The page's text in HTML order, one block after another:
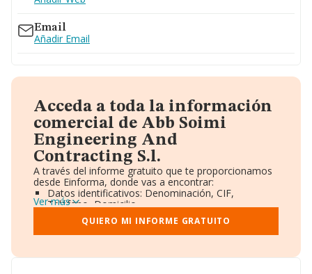
Email
Añadir Email
Acceda a toda la información
comercial de Abb Soimi
Engineering And
Contracting S.l.
A través del informe gratuito que te proporcionamos
desde Einforma, donde vas a encontrar:
Datos identificativos: Denominación, CIF,
Teléfono, Domicilio.
Informe Mercantil Completo (BORME).
Gráficos de Evolución Ventas y Empleados.
Consejo de Administración y Administradores.
Accionistas.
Ver más
QUIERO MI INFORME GRATUITO